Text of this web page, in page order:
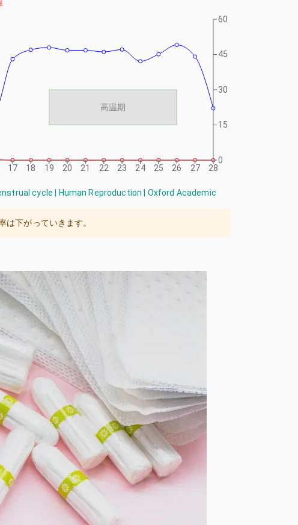
17 18 19 20 21 22 23 24 25 26 27 28
高温期
0
15
30
45
60
cycle | Human Reproduction | Oxford Academic
下がっていきます。